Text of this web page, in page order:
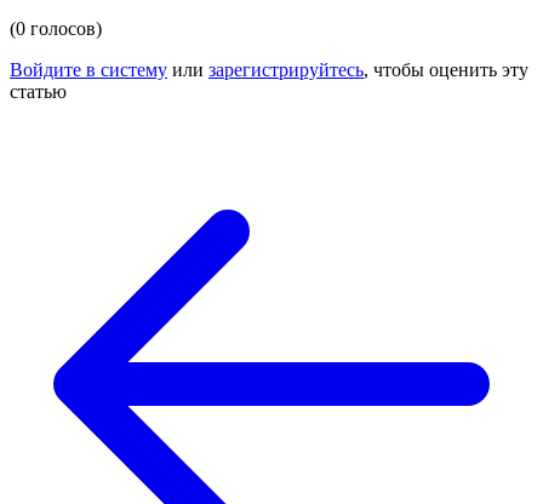
(0 голосов)
Войдите в систему или зарегистрируйтесь, чтобы оценить эту
статью